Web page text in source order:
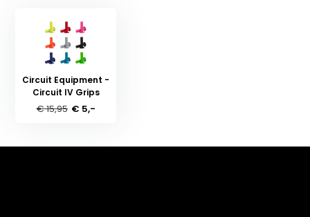
Circuit Equipment -
Circuit IV Grips
€ 15,95 € 5,-